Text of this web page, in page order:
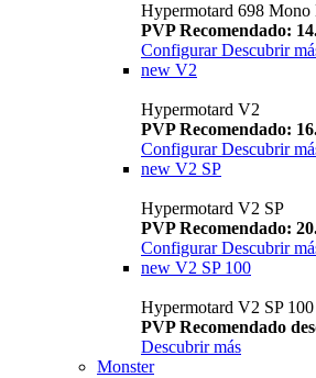
Hypermotard 698 Mono
PVP Recomendado:
Configurar Descubrir
new V2
Hypermotard V2
PVP Recomendado:
Configurar Descubrir
new V2 SP
Hypermotard V2 SP
PVP Recomendado:
Configurar Descubrir
new V2 SP 100
Hypermotard V2 SP 100
PVP Recomendado
Descubrir más
Monster